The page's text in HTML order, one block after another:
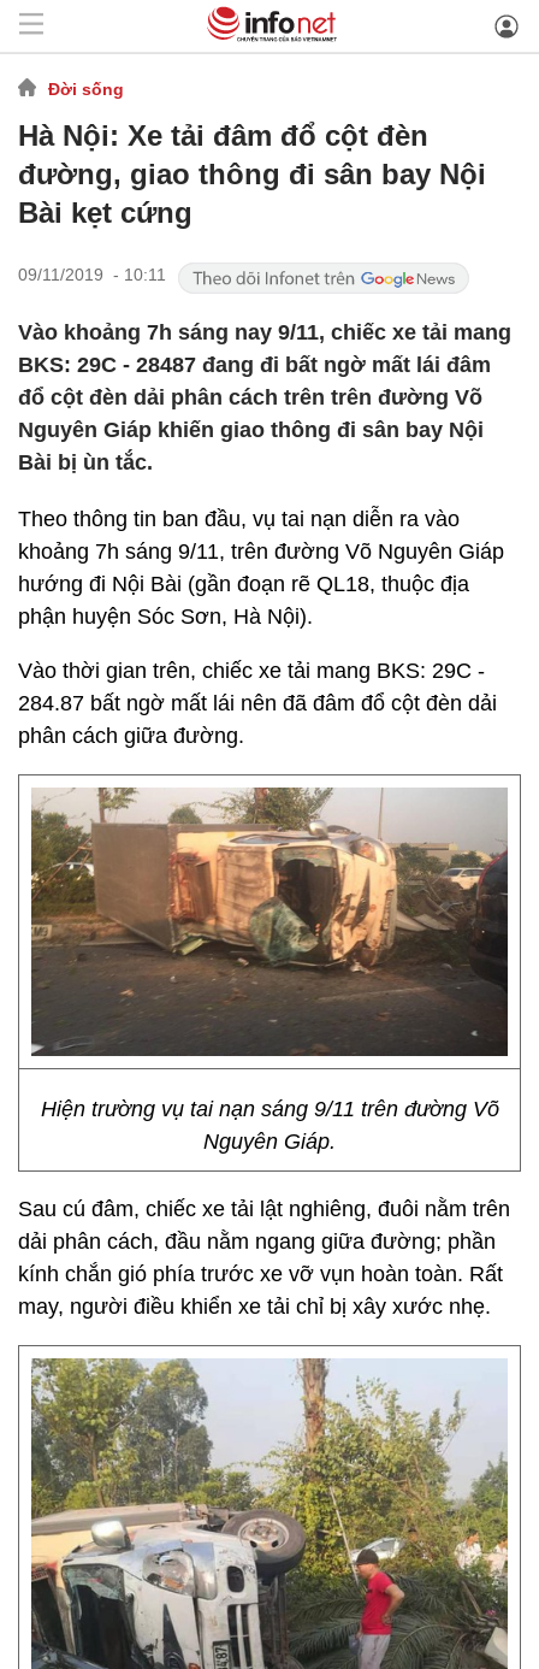
Đời sống
Hà Nội: Xe tải đâm đổ cột đèn
đường, giao thông đi sân bay Nội
Bài kẹt cứng
09/11/2019 - 10:11
Vào khoảng 7h sáng nay 9/11, chiếc xe tải mang
BKS: 29C - 28487 đang đi bất ngờ mất lái đâm
đổ cột đèn dải phân cách trên trên đường Võ
Nguyên Giáp khiến giao thông đi sân bay Nội
Bài bị ùn tắc.
Theo thông tin ban đầu, vụ tai nạn diễn ra vào
khoảng 7h sáng 9/11, trên đường Võ Nguyên Giáp
hướng đi Nội Bài (gần đoạn rẽ QL18, thuộc địa
phận huyện Sóc Sơn, Hà Nội).
Vào thời gian trên, chiếc xe tải mang BKS: 29C -
284.87 bất ngờ mất lái nên đã đâm đổ cột đèn dải
phân cách giữa đường.
Hiện trường vụ tai nạn sáng 9/11 trên đường Võ
Nguyên Giáp.
Sau cú đâm, chiếc xe tải lật nghiêng, đuôi nằm trên
dải phân cách, đầu nằm ngang giữa đường; phần
kính chắn gió phía trước xe vỡ vụn hoàn toàn. Rất
may, người điều khiển xe tải chỉ bị xây xước nhẹ.